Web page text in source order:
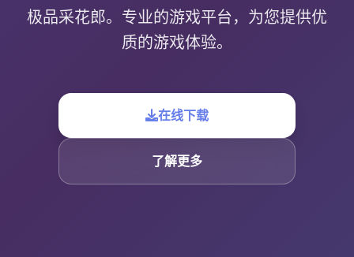
极品采花郎。专业的游戏平台，为您提供优
质的游戏体验。
在线下载
了解更多